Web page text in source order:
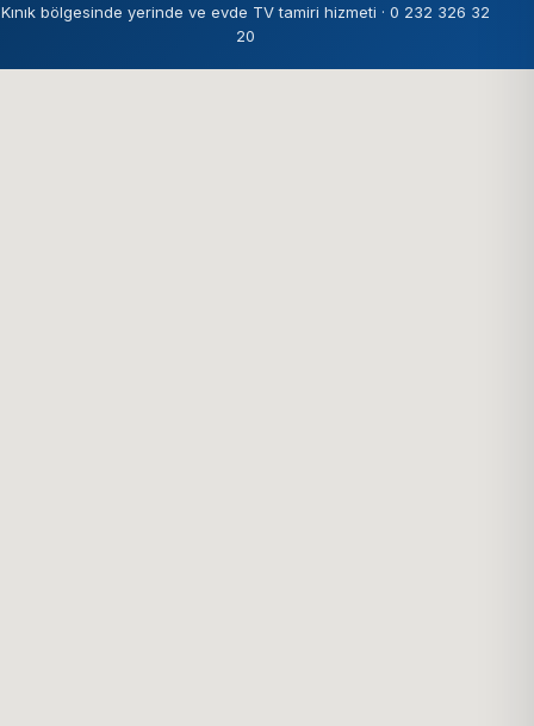
Kınık bölgesinde yerinde ve evde TV tamiri hizmeti · 0 232 326 32
20